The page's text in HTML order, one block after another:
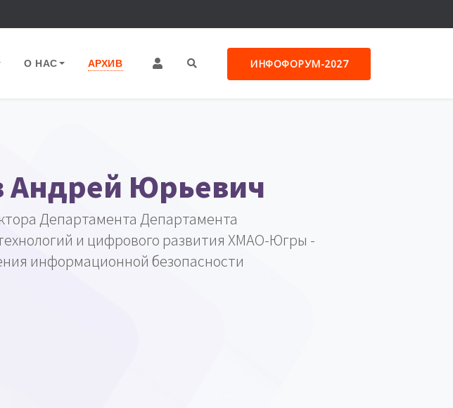
О НАС АРХИВ ИНФОФОРУМ-2027
Андрей Юрьевич
Департамента Департамента
и цифрового развития ХМАО-Югры -
информационной безопасности